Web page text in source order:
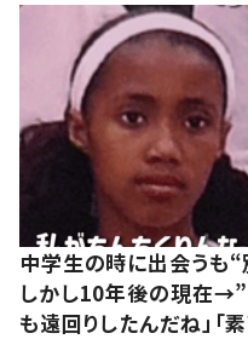
中学生の時に出会うも
しかし10年後の現在
も遠回りしたんだね」「